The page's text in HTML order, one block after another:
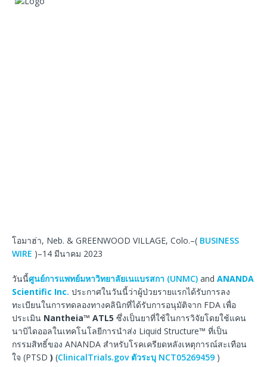
โอมาฮ่า, Neb. & GREENWOOD VILLAGE, Colo.–( BUSINESS
WIRE )–14 มีนาคม 2023
วันนี้ศูนย์การแพทย์มหาวิทยาลัยเนแบรสกา (UNMC) and ANANDA
Scientific Inc. ประกาศในวันนี้ว่าผู้ป่วยรายแรกได้รับการลง
ทะเบียนในการทดลองทางคลินิกที่ได้รับการอนุมัติจาก FDA เพื่อ
ประเมิน Nantheia™ ATL5 ซึ่งเป็นยาที่ใช้ในการวิจัยโดยใช้แคน
นาบิไดออลในเทคโนโลยีการนำส่ง Liquid Structure™ ที่เป็น
กรรมสิทธิ์ของ ANANDA สำหรับโรคเครียดหลังเหตุการณ์สะเทือน
ใจ (PTSD ) (ClinicalTrials.gov ตัวระบุ NCT05269459 )